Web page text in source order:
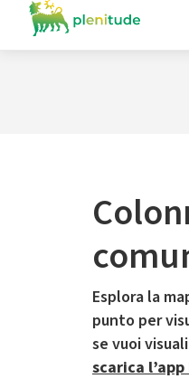
Esplora la
punto per
se vuoi
scarica